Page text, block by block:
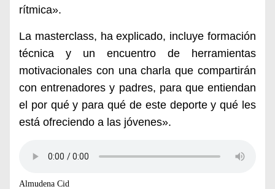
rítmica».
La masterclass, ha explicado, incluye formación
técnica y un encuentro de herramientas
motivacionales con una charla que compartirán
con entrenadores y padres, para que entiendan
el por qué y para qué de este deporte y qué les
está ofreciendo a las jóvenes».
Almudena Cid